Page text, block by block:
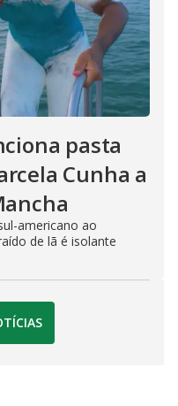
pasta
Cunha a
americano ao
de lã é isolante